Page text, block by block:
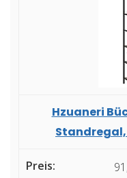
Hzuaneri